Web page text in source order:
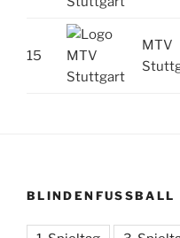
15
MTV
BLINDENFUSSBALL